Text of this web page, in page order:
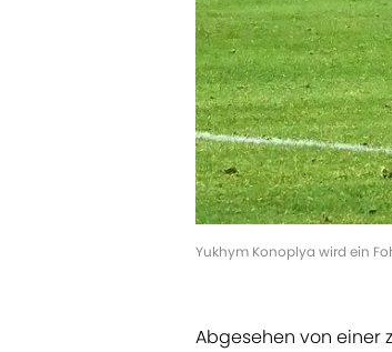
Yukhym Konoplya wird ein
Abgesehen von einer